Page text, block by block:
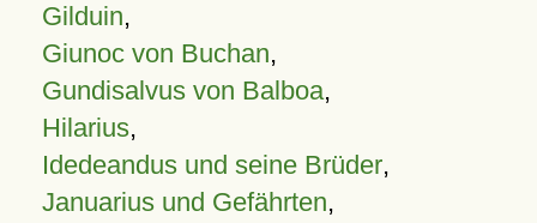
Gilduin,
Giunoc von Buchan,
Gundisalvus von Balboa,
Hilarius,
Idedeandus und seine Brüder,
Januarius und Gefährten,